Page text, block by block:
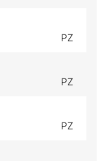
PZ
PZ
PZ